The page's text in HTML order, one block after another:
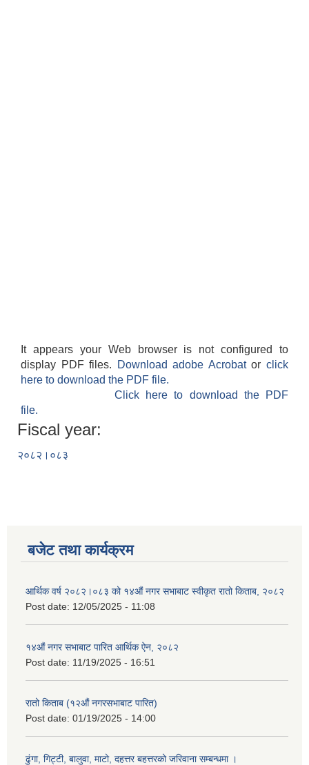
It appears your Web browser is not configured to
display PDF files.
Download adobe Acrobatorclick
here to download the PDF file.
Click here to download the PDF
file.
Fiscal year:
२०८२।०८३
बजेट तथा कार्यक्रम
आर्थिक वर्ष २०८२।०८३ को १४औं नगर सभाबाट स्वीकृत रातो किताब, २०८२
Post date: 12/05/2025 - 11:08
१४औं नगर सभाबाट पारित आर्थिक ऐन, २०८२
Post date: 11/19/2025 - 16:51
रातो किताब (१२औं नगरसभाबाट पारित)
Post date: 01/19/2025 - 14:00
ढुंगा, गिट्टी, बालुवा, माटो, दहत्तर बहत्तरको जरिवाना सम्बन्धमा ।